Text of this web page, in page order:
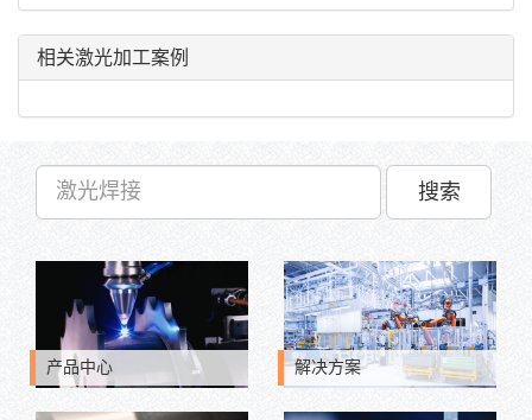
相关激光加工案例
搜索
产品中心 解决方案